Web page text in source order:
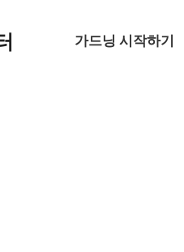
가드닝 시작하기